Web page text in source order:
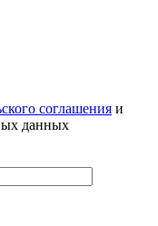
соглашения и
данных